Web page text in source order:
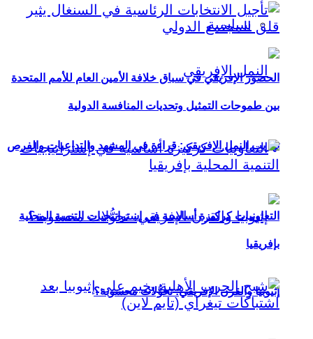
سياسية
تهريب النمل الإفريقي: قراءة في المشهد والتداعيات والفرص
إثيوبيا والقرن الإفريقي: تحوُّلات محسوبة؟
الحضور الإفريقي في سباق خلافة الأمين العام للأمم المتحدة
بين طموحات التمثيل وتحديات المنافسة الدولية
التعاونيات كركيزة أساسية في إستراتيجيات التنمية المحلية
بإفريقيا